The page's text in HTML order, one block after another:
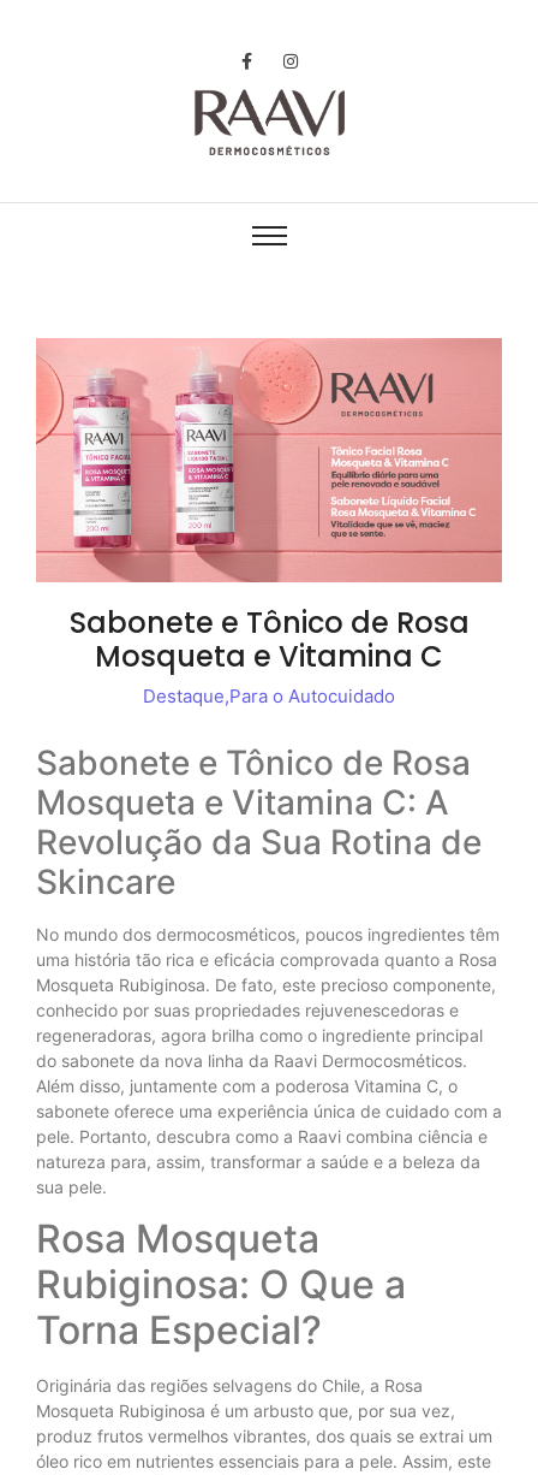
Sabonete e Tônico de Rosa
Mosqueta e Vitamina C
Destaque,Para o Autocuidado
Sabonete e Tônico de Rosa
Mosqueta e Vitamina C: A
Revolução da Sua Rotina de
Skincare
No mundo dos dermocosméticos, poucos ingredientes têm
uma história tão rica e eficácia comprovada quanto a Rosa
Mosqueta Rubiginosa. De fato, este precioso componente,
conhecido por suas propriedades rejuvenescedoras e
regeneradoras, agora brilha como o ingrediente principal
do sabonete da nova linha da Raavi Dermocosméticos.
Além disso, juntamente com a poderosa Vitamina C, o
sabonete oferece uma experiência única de cuidado com a
pele. Portanto, descubra como a Raavi combina ciência e
natureza para, assim, transformar a saúde e a beleza da
sua pele.
Rosa Mosqueta
Rubiginosa: O Que a
Torna Especial?
Originária das regiões selvagens do Chile, a Rosa
Mosqueta Rubiginosa é um arbusto que, por sua vez,
produz frutos vermelhos vibrantes, dos quais se extrai um
óleo rico em nutrientes essenciais para a pele. Assim, este